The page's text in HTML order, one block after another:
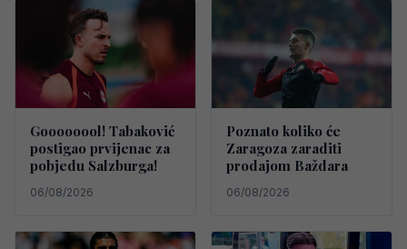
Goooooool! Tabaković
postigao prvijenac za
pobjedu Salzburga!
06/08/2026
Poznato koliko će
Zaragoza zaraditi
prodajom Baždara
06/08/2026